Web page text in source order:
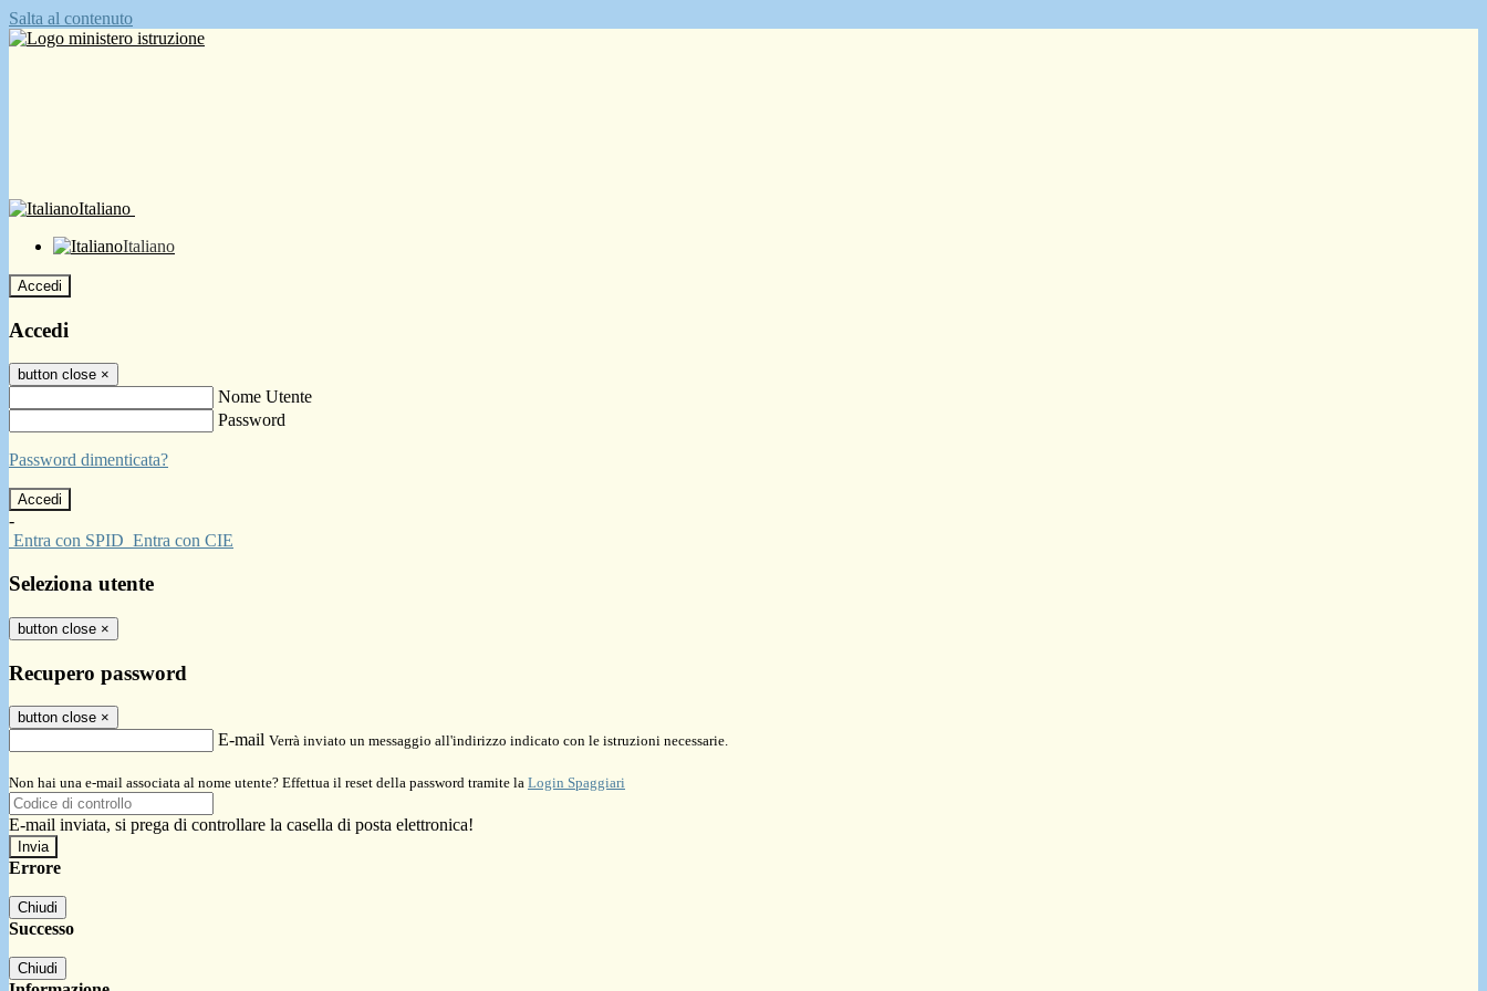
Salta al contenuto
Italiano
Italiano
Accedi
Accedi
button close ×
Nome Utente
Password
Password dimenticata?
-
Entra con SPID Entra con CIE
Seleziona utente
button close ×
Recupero password
button close ×
E-mail Verrà inviato un messaggio all'indirizzo indicato con le istruzioni necessarie.
Non hai una e-mail associata al nome utente? Effettua il reset della password tramite la Login Spaggiari
E-mail inviata, si prega di controllare la casella di posta elettronica!
Errore
Chiudi
Successo
Chiudi